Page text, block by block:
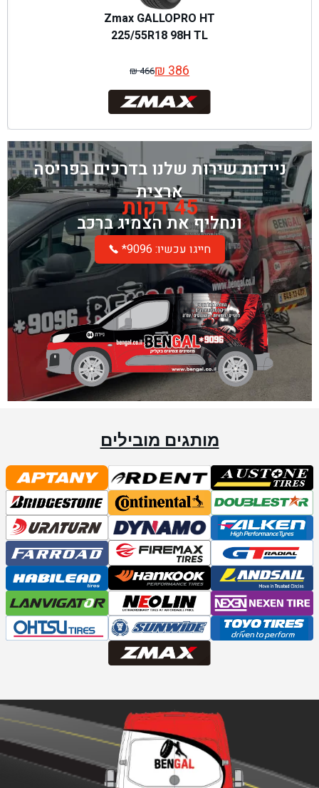
Zmax GALLOPRO HT
225/55R18 98H TL
₪466
המחיר
המקורי
היה:
₪ 466.
₪386 המחיר
הנוכחי
הוא:
₪ 386.
ניידות שירות שלנו בדרכים בפריסה
ארצית
45 דקות
ונחליף את הצמיג ברכב
*חייגו עכשיו: 9096
מותגים מובילים